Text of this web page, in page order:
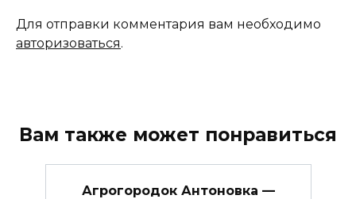
Для отправки комментария вам необходимо
авторизоваться.
Вам также может понравиться
Агрогородок Антоновка —